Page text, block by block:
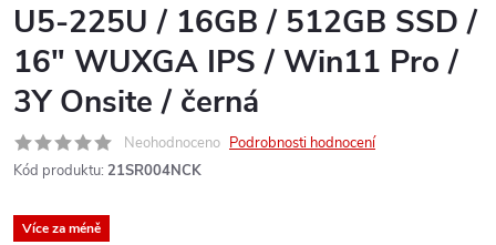
U5-225U / 16GB / 512GB SSD /
16" WUXGA IPS / Win11 Pro /
3Y Onsite / černá
Neohodnoceno Podrobnosti hodnocení
Kód produktu: 21SR004NCK
Více za méně